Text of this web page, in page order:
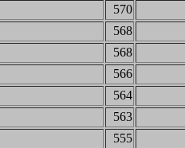
570
568
568
566
564
563
555